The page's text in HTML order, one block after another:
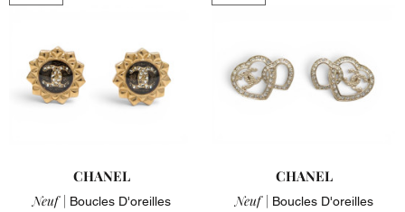
CHANEL
Neuf | Boucles D'oreilles
CHANEL
Neuf | Boucles D'oreilles